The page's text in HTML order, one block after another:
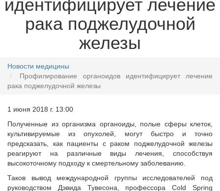
идентифицирует лечение
рака поджелудочной
железы
Новости медицины
Профилирование органоидов идентифицирует лечение
рака поджелудочной железы
1 июня 2018 г. 13:00
Полученные из организма органоиды, полые сферы клеток,
культивируемые из опухолей, могут быстро и точно
предсказать, как пациенты с раком поджелудочной железы
реагируют на различные виды лечения, способствуя
высокоточному подходу к смертельному заболеванию.
Таков вывод международной группы исследователей под
руководством Дэвида Тувесона, профессора Cold Spring